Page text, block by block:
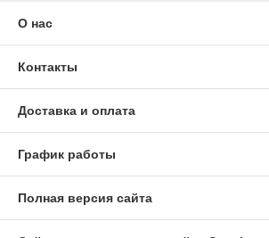
О нас
Контакты
Доставка и оплата
График работы
Полная версия сайта